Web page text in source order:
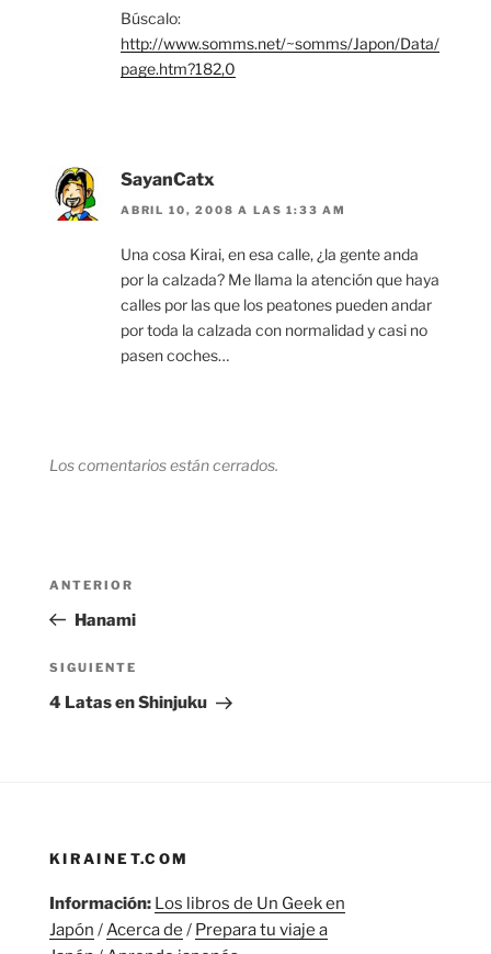
Búscalo:
http://www.somms.net/~somms/Japon/Data/
page.htm?182,0
SayanCatx
ABRIL 10, 2008 A LAS 1:33 AM
Una cosa Kirai, en esa calle, ¿la gente anda
por la calzada? Me llama la atención que haya
calles por las que los peatones pueden andar
por toda la calzada con normalidad y casi no
pasen coches…
Los comentarios están cerrados.
entradas
Entrada
anterior:
ANTERIOR
Hanami
Siguiente
entrada
SIGUIENTE
4 Latas en Shinjuku
KIRAINET.COM
Información: Los libros de Un Geek en
Japón / Acerca de / Prepara tu viaje a